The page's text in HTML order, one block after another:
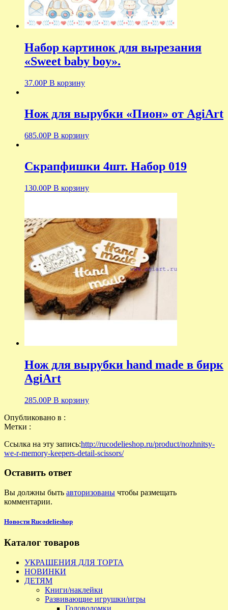
Набор картинок для вырезания
«Sweet baby boy».
37.00Р В корзину
Нож для вырубки «Пион» от AgiArt
685.00Р В корзину
Скрапфишки 4шт. Набор 019
130.00Р В корзину
Нож для вырубки hand made в бирк
AgiArt
285.00Р В корзину
Опубликовано в :
Метки :
Ссылка на эту запись:http://rucodelieshop.ru/product/nozhnitsy-
we-r-memory-keepers-detail-scissors/
Оставить ответ
Вы должны быть авторизованы чтобы размещать
комментарии.
Новости Rucodelieshop
Каталог товаров
УКРАШЕНИЯ ДЛЯ ТОРТА
НОВИНКИ
ДЕТЯМ
Книги/наклейки
Развивающие игрушки/игры
Головоломки